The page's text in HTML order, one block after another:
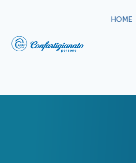
HOME